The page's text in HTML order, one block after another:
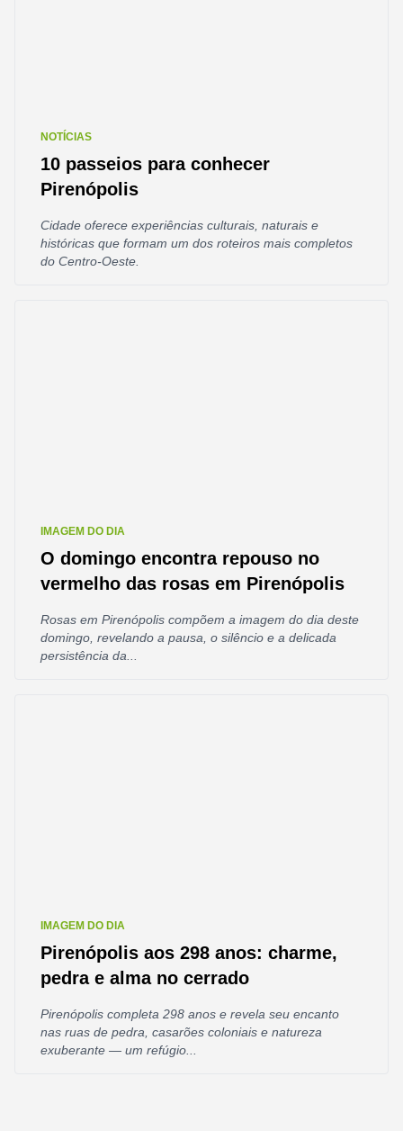
NOTÍCIAS
10 passeios para conhecer
Pirenópolis
Cidade oferece experiências culturais, naturais e
históricas que formam um dos roteiros mais completos
do Centro-Oeste.
IMAGEM DO DIA
O domingo encontra repouso no
vermelho das rosas em Pirenópolis
Rosas em Pirenópolis compõem a imagem do dia deste
domingo, revelando a pausa, o silêncio e a delicada
persistência da...
IMAGEM DO DIA
Pirenópolis aos 298 anos: charme,
pedra e alma no cerrado
Pirenópolis completa 298 anos e revela seu encanto
nas ruas de pedra, casarões coloniais e natureza
exuberante — um refúgio...